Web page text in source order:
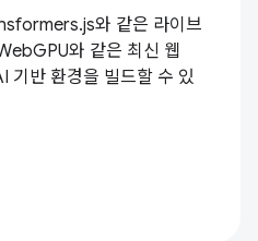
와 같은 라이브
와 같은 최신 웹
기반 환경을 빌드할 수 있